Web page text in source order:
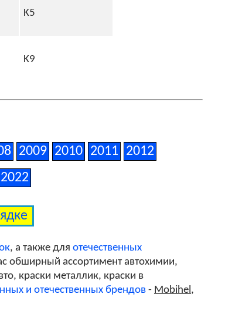
K5
K9
2009 2010 2011
2012
2022
, а также для отечественных
обширный ассортимент автохимии,
краски металлик, краски в
и отечественных брендов- Mobihel,